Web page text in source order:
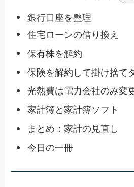
銀行口座を整理
住宅ローンの借り換え
保有株を解約
保険を解約して掛け捨て
光熱費は電力会社のみ変
家計簿と家計簿ソフト
まとめ：家計の見直し
今日の一冊